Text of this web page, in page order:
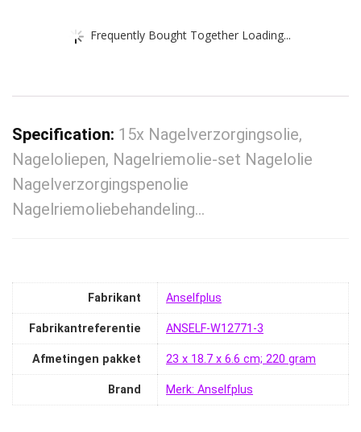
Frequently Bought Together Loading...
Specification: 15x Nagelverzorgingsolie,
Nageloliepen, Nagelriemolie-set Nagelolie
Nagelverzorgingspenolie
Nagelriemoliebehandeling…
Fabrikant ‎Anselfplus
Fabrikantreferentie ‎ANSELF-W12771-3
Afmetingen pakket ‎23 x 18.7 x 6.6 cm; 220 gram
Brand Merk: Anselfplus